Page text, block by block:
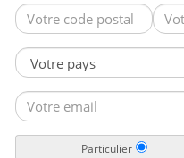
Particulier